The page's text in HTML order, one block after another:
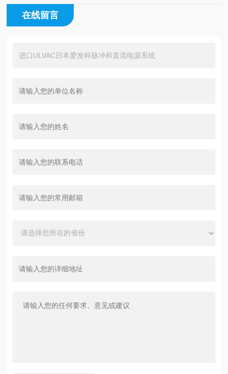
在线留言